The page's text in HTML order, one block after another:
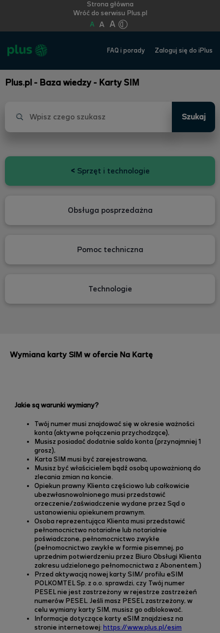
Strona główna
Wróć do serwisu Plus.pl
A A A
FAQ i porady Zaloguj się do iPlus
Plus.pl - Baza wiedzy - Karty SIM
Szukaj
< Sprzęt i technologie
Obsługa posprzedażna
Pomoc techniczna
Technologie
Wymiana karty SIM w ofercie Na Kartę
Jakie są warunki wymiany?
Twój numer musi znajdować się w okresie ważności
konta (aktywne połączenia przychodzące),
Musisz posiadać dodatnie saldo konta (przynajmniej 1
grosz),
Karta SIM musi być zarejestrowana,
Musisz być właścicielem bądź osobą upoważnioną do
zlecania zmian na koncie.
Opiekun prawny Klienta częściowo lub całkowicie
ubezwłasnowolnionego musi przedstawić
orzeczenie/zaświadczenie wydane przez Sąd o
ustanowieniu opiekunem prawnym.
Osoba reprezentująca Klienta musi przedstawić
pełnomocnictwo notarialne lub notarialnie
poświadczone, pełnomocnictwo zwykłe
(pełnomocnictwo zwykłe w formie pisemnej, po
uprzednim potwierdzeniu przez Biuro Obsługi Klienta
zakresu udzielonego pełnomocnictwa z Abonentem.)
Przed aktywacją nowej karty SIM/ profilu eSIM
POLKOMTEL Sp. z o.o. sprawdzi, czy Twój numer
PESEL nie jest zastrzeżony w rejestrze zastrzeżeń
numerów PESEL. Jeśli masz PESEL zastrzeżony, w
celu wymiany karty SIM, musisz go odblokować.
Informacje dotyczące karty eSIM znajdziesz na
stronie internetowej: https://www.plus.pl/esim